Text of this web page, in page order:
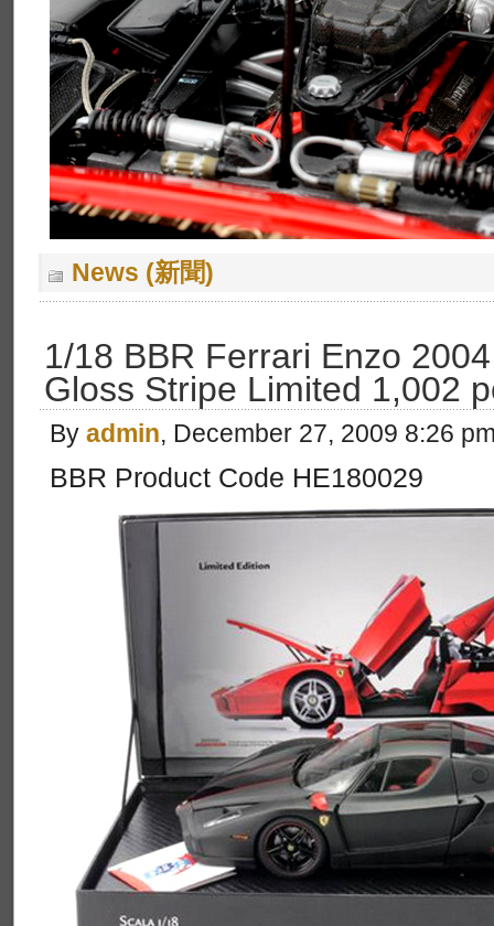
News (新聞)
1/18 BBR Ferrari Enzo
Gloss Stripe Limited 1,002
By admin, December 27, 2009 8:26
BBR Product Code HE180029